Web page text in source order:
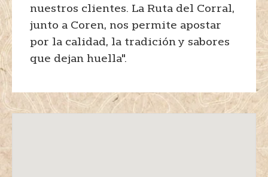
nuestros clientes. La Ruta del Corral,
junto a Coren, nos permite apostar
por la calidad, la tradición y sabores
que dejan huella".